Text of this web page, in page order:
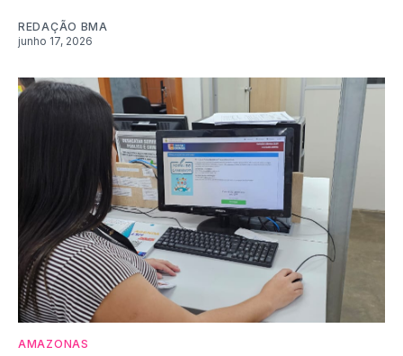
REDAÇÃO BMA
junho 17, 2026
AMAZONAS